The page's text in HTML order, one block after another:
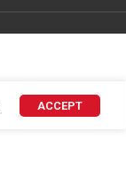
ACCEPT